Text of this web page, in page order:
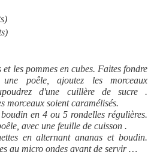
et les pommes en cubes. Faites fondre
poêle, ajoutez les morceaux
d'une cuillère de sucre .
morceaux soient caramélisés.
en 4 ou 5 rondelles régulières.
avec une feuille de cuisson .
en alternant ananas et boudin.
au micro ondes avant de servir …